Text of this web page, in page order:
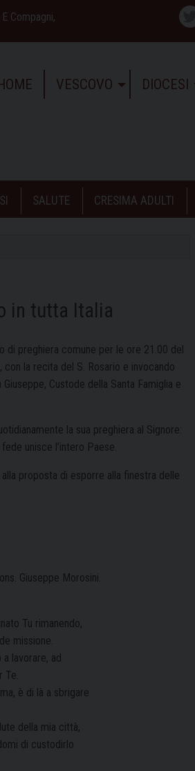
Compagni,
VESCOVO DIOCESI
SALUTE CRESIMA ADULTI
in tutta Italia
di preghiera comune per le ore 21.00 del
la recita del S. Rosario e invocando
Custode della Santa Famiglia e
la sua preghiera al Signore:
unisce l’intero Paese.
proposta di esporre alla finestra delle
Giuseppe Morosini.
Tu rimanendo,
missione.
lavorare, ad
Te.
è di là a sbrigare
della mia città,
di custodirlo